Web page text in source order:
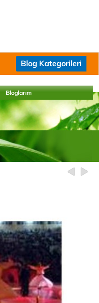
Blog Kategorileri
Bloglarım